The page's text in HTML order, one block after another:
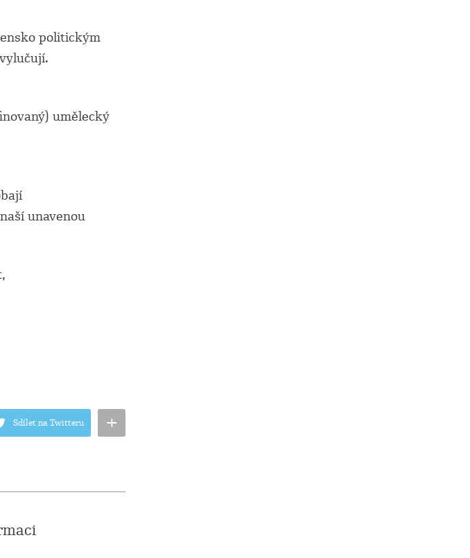
politickým
umělecký
unavenou
+
Sdílet na Twitteru